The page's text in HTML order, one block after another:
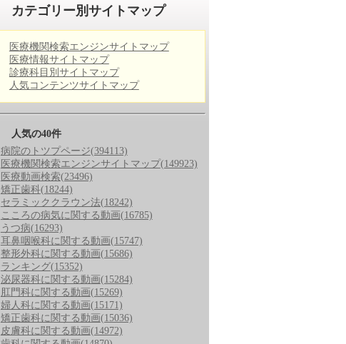
カテゴリー別サイトマップ
医療機関検索エンジンサイトマップ
医療情報サイトマップ
診療科目別サイトマップ
人気コンテンツサイトマップ
人気の40件
病院のトツプページ(394113)
医療機関検索エンジンサイトマップ(149923)
医療動画検索(23496)
矯正歯科(18244)
セラミッククラウン法(18242)
こころの病気に関する動画(16785)
うつ病(16293)
耳鼻咽喉科に関する動画(15747)
整形外科に関する動画(15686)
ランキング(15352)
泌尿器科に関する動画(15284)
肛門科に関する動画(15269)
婦人科に関する動画(15171)
矯正歯科に関する動画(15036)
皮膚科に関する動画(14972)